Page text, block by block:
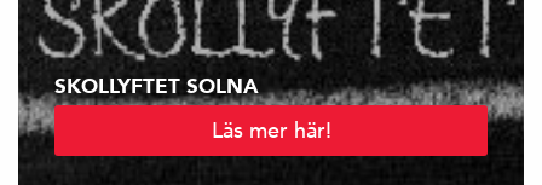
SKOLLYFTET SOLNA
Läs mer här!